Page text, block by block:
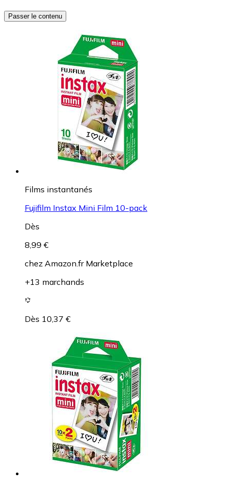
Passer le contenu
Films instantanés
Fujifilm Instax Mini Film 10-pack
Dès
8,99 €
chez Amazon.fr Marketplace
+13 marchands
Dès 10,37 €